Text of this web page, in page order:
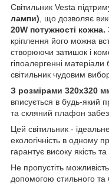
Світильник Vesta
лампи) , що дозволяє
20W потужності кожна.
кріплення його можна
створюючи затишок і
гіпоалергенні
світильник чудовим
З розмірами 320x320
вписується в будь-який
та скляний плафон
Цей світильник -
екологічність в одному
гарантує високу якість
Не пропустіть
допомогою стильного та